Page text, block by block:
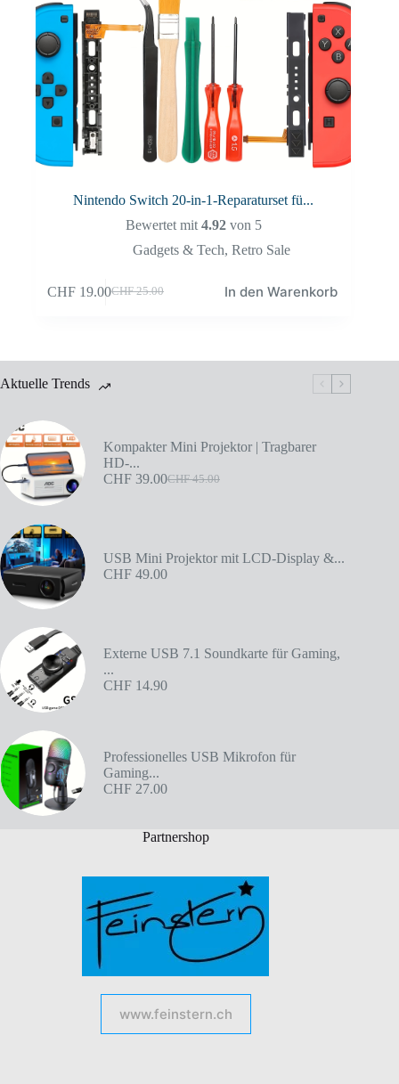
Nintendo Switch 20-in-1-Reparaturset fü...
Bewertet mit4.92von 5
Gadgets & Tech, Retro Sale
CHF25.00
CHF 19.00 In den Warenkorb
Aktuelle Trends
Kompakter Mini Projektor | Tragbarer
HD-...
CHF45.00
CHF 39.00
USB Mini Projektor mit LCD-Display &...
CHF 49.00
Externe USB 7.1 Soundkarte für Gaming,
...
CHF 14.90
Professionelles USB Mikrofon für
Gaming...
CHF 27.00
Partnershop
www.feinstern.ch